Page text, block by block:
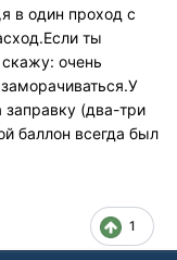
в один проход с
ты
очень
заправку (два-три
баллон всегда был
1